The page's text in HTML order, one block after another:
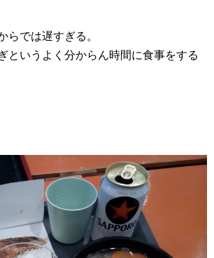
らでは遅すぎる。
というよく分からん時間に食事をする